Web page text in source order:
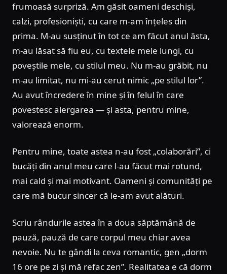
frumoasă surpriză. Am găsit oameni deschiși,
calzi, profesioniști, cu care m-am înțeles din
prima. M-au susținut în tot ce am făcut anul ăsta,
m-au lăsat să fiu eu, cu textele mele lungi, cu
poveștile mele, cu stilul meu. Nu m-au grăbit, nu
m-au limitat, nu mi-au cerut nimic „pe stilul lor”.
Au avut încredere în mine și în felul în care
povestesc alergarea — și asta, pentru mine,
valorează enorm.
Pentru mine, toate astea n-au fost „colaborări”, ci
bucăți din anul meu care l-au făcut mai rotund,
mai cald și mai motivant. Oameni și comunități pe
care mă bucur sincer că le-am avut alături.
Scriu rândurile astea în a doua săptămână de
pauză, pauză de care corpul meu chiar avea
nevoie. Nu te gândi la ceva romantic, gen „dorm
16 ore pe zi și mă refac zen”. Realitatea e că dorm